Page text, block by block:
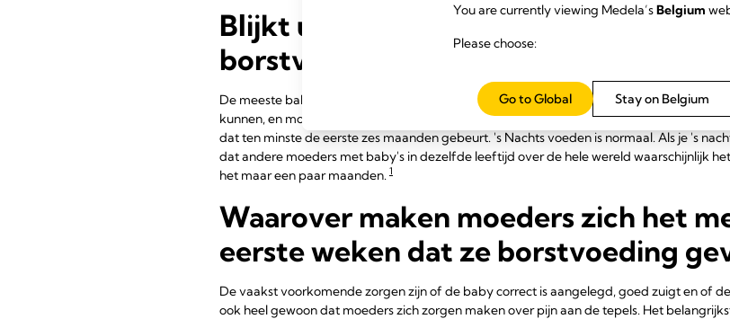
Blijkt uit uw onderzoek vanaf wanneer
borstvoeding krijgen de hele nacht
De meeste baby's drinken ook 's nachts aan de borst. Hun maagcapaciteit is niet groot
kunnen, en moedermelk wordt heel snel verteerd. Dus natuurlijk worden ze 's nachts
dat ten minste de eerste zes maanden gebeurt. 's Nachts voeden is normaal. Als je 's
dat andere moeders met baby's in dezelfde leeftijd over de hele wereld waarschijnlijk
het maar een paar maanden. 1
Waarover maken moeders zich het
eerste weken dat ze borstvoeding
De vaakst voorkomende zorgen zijn of de baby correct is aangelegd, goed zuigt en of
ook heel gewoon dat moeders zich zorgen maken over pijn aan de tepels. Het
You are currently viewing Medela’sBelgium
Please choose:
Stay on Belgium
Go to Global